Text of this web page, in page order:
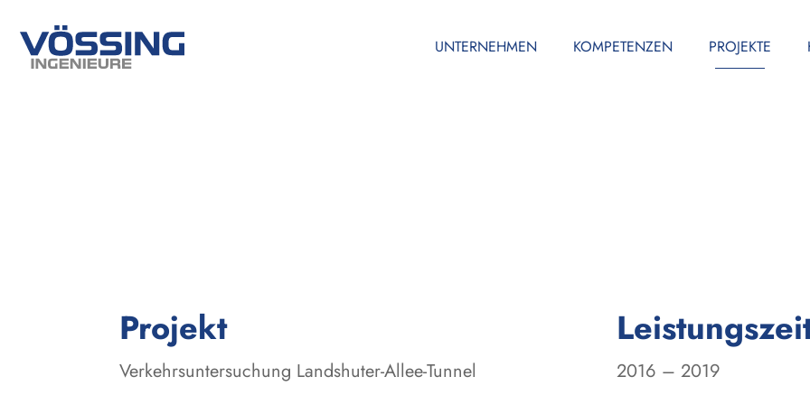
UNTERNEHMEN KOMPETENZEN PROJEKTE
Projekt
Verkehrsuntersuchung Landshuter-Allee-Tunnel 2016 – 2019